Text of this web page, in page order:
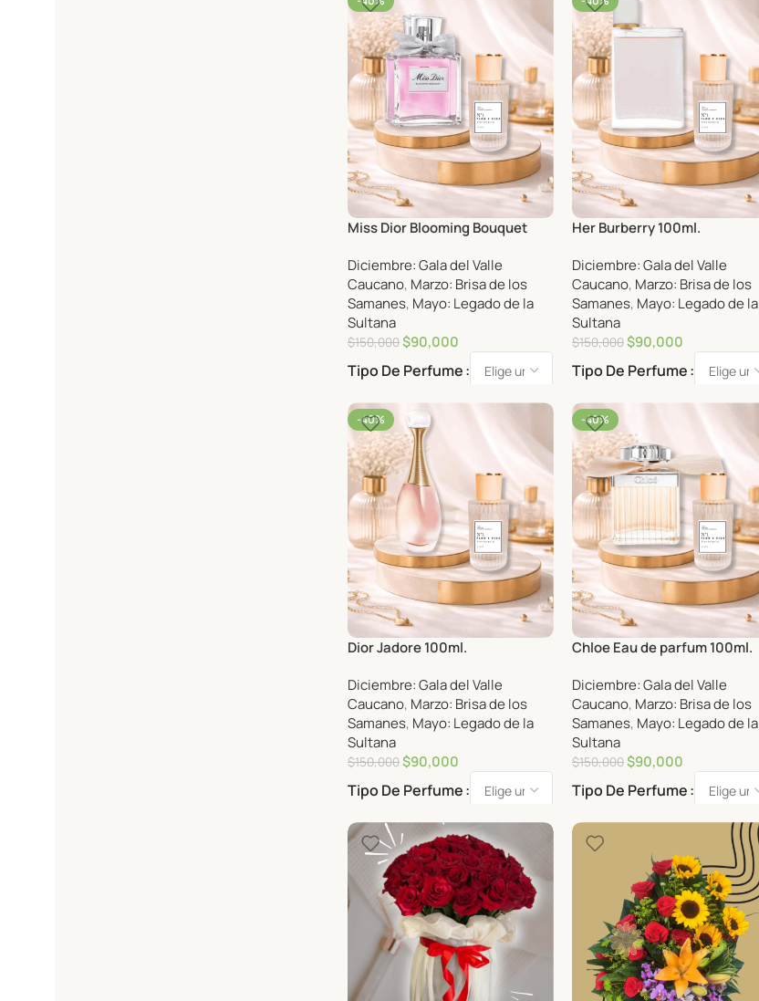
Miss Dior Blooming Bouquet
Diciembre: Gala del Valle
Caucano, Marzo: Brisa de los
Samanes, Mayo: Legado de la
Sultana
$150,000$90,000
Tipo De Perfume
Her Burberry 100ml.
Diciembre: Gala del Valle
Caucano, Marzo: Brisa de los
Samanes, Mayo: Legado de la
Sultana
$150,000$90,000
Tipo De Perfume
-40%
Dior Jadore 100ml.
Diciembre: Gala del Valle
Caucano, Marzo: Brisa de los
Samanes, Mayo: Legado de la
Sultana
$150,000$90,000
Tipo De Perfume
-40%
Chloe Eau de parfum 100ml.
Diciembre: Gala del Valle
Caucano, Marzo: Brisa de los
Samanes, Mayo: Legado de la
Sultana
$150,000$90,000
Tipo De Perfume